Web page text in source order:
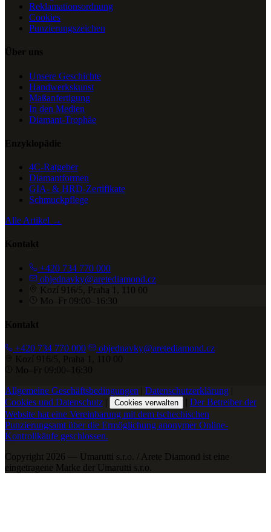
Reklamationsordnung
Cookies
Punzierungszeichen
Über uns
Unsere Geschichte
Handwerkskunst
Maßanfertigung
In den Medien
Diamant-Trophäe
Enzyklopädie
4C-Ratgeber
Diamantformen
GIA- & HRD-Zertifikate
Schmuckpflege
Alle Artikel →
Kontakt
+420 734 770 000
objednavky@aretediamond.cz
Kozí 916/5, Praha 1, 110 00
Mo–Fr 09:00–16:30
Kontakt
+420 734 770 000
objednavky@aretediamond.cz
Kozí 916/5, Praha 1, 110 00
Mo–Fr 09:00–16:30
Allgemeine Geschäftsbedingungen | Datenschutzerklärung |
Cookies und Datenschutz | Cookies verwalten | Der Betreiber der
Website hat eine Vereinbarung mit dem tschechischen
Punzierungsamt über die Ermöglichung anonymer Online-
Kontrollkäufe geschlossen.
Copyright 2026 — Umarutti s.r.o. / Arete Diamond ist eine
eingetragene Marke der Umarutti s.r.o.